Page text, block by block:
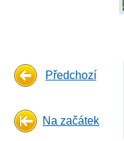
Předchozí
Na začátek